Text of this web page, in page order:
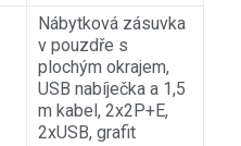
Nábytková zásuvka
v pouzdře s
plochým okrajem,
USB nabíječka a 1,5
m kabel, 2x2P+E,
2xUSB, grafit